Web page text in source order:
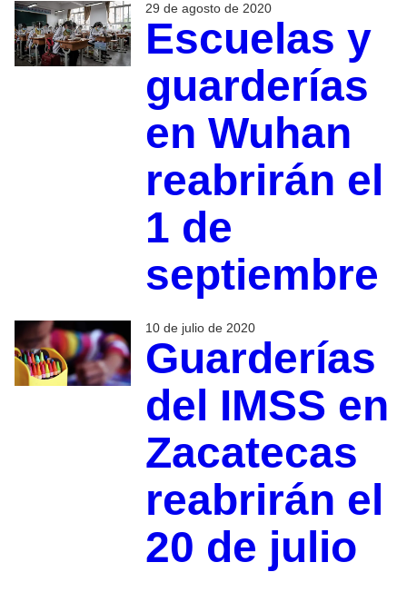
29 de agosto de 2020
Escuelas y
guarderías
en Wuhan
reabrirán el
1 de
septiembre
10 de julio de 2020
Guarderías
del IMSS en
Zacatecas
reabrirán el
20 de julio